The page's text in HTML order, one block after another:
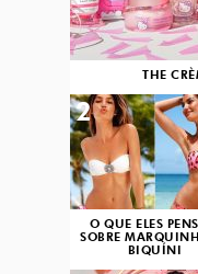
THE
O QUE ELES
SOBRE
BIQUÍNI
2